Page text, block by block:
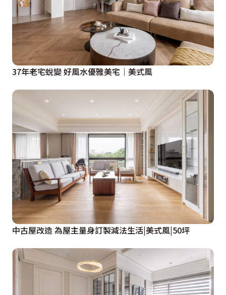
37年老宅蛻變 好風水優雅美宅│美式風
中古屋改造 為屋主量身訂製減法生活|美式風|50坪